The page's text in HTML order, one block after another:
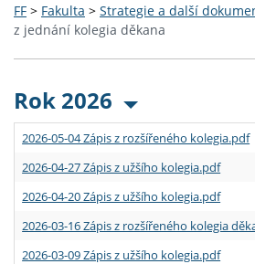
FF > Fakulta > Strategie a další
z jednání kolegia děkana
Rok 2026
2026-05-04 Zápis z rozšířeného kolegia.pdf
2026-04-27 Zápis z užšího kolegia.pdf
2026-04-20 Zápis z užšího kolegia.pdf
2026-03-16 Zápis z rozšířeného kolegia
2026-03-09 Zápis z užšího kolegia.pdf